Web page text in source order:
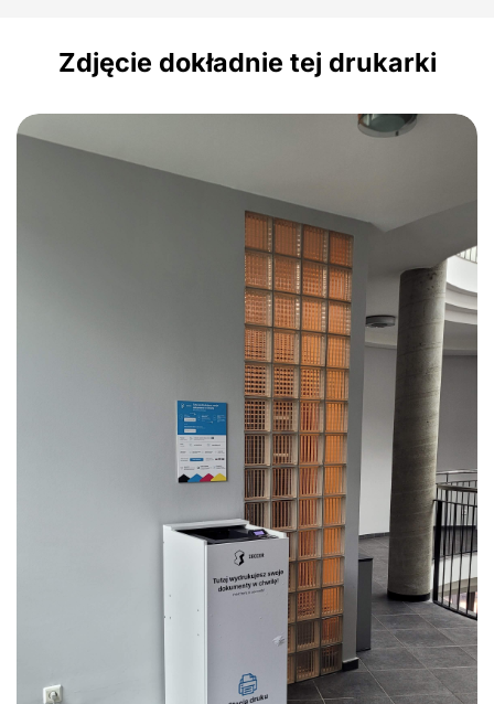
Zdjęcie dokładnie tej drukarki